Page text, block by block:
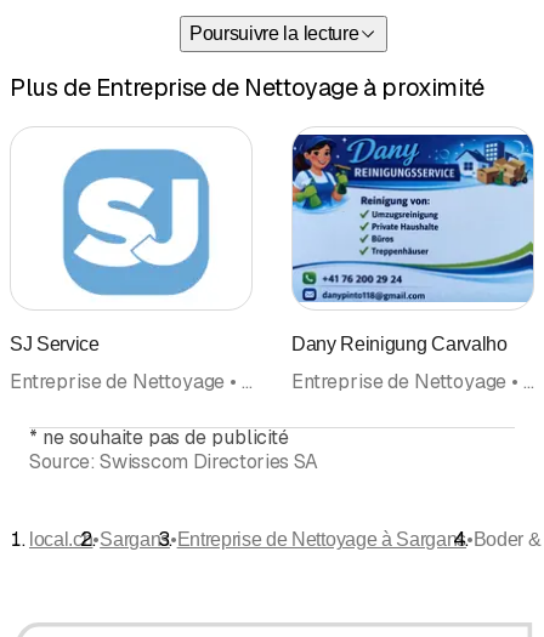
Alternativ können Sie auch nur die
Kostenlose Offerte nach Besichtigung
Poursuivre la lecture
Plus de Entreprise de Nettoyage à proximité
SJ Service
Entreprise de Nettoyage • Conciergerie, Entretien d'immeuble • Transports • Nettoyage de bâtiments • Nettoyages et entretien • Nettoyage d'appartements • Facility Management
Dany Reinigung Carvalho
Entreprise de Nettoyage • Nettoyage de bâtiments • Nettoyages et entretien • Facility Management • Nettoyage d'appartements • Conciergerie, Entretien d'immeuble • Déménagements
* ne souhaite pas de publicité
Source: Swisscom Directories SA
local.ch•Sargans•Entreprise de Nettoyage à Sargans•Boder